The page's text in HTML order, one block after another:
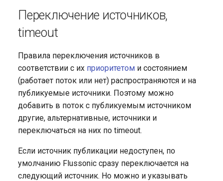
Переключение источников,
timeout
Правила переключения источников в
соответствии с их приоритетом и состоянием
(работает поток или нет) распространяются и на
публикуемые источники. Поэтому можно
добавить в поток с публикуемым источником
другие, альтернативные, источники и
переключаться на них по timeout.
Если источник публикации недоступен, по
умолчанию Flussonic сразу переключается на
следующий источник. Но можно и указывать